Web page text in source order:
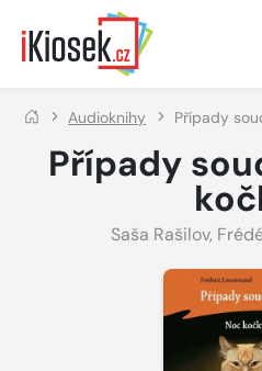
Přejít na hlavní obsah
Audioknihy Případy
Případy
Saša Rašilov,